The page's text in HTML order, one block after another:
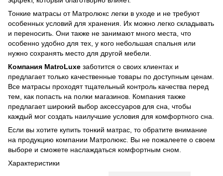
Тонкие матрасы от Матролюкс легки в уходе и не требуют
особенных условий для хранения. Их можно легко складывать
и переносить. Они также не занимают много места, что
особенно удобно для тех, у кого небольшая спальня или
нужно сохранять место для другой мебели.
Компания MatroLuxe заботится о своих клиентах и
предлагает только качественные товары по доступным ценам.
Все матрасы проходят тщательный контроль качества перед
тем, как попасть на полки магазинов. Компания также
предлагает широкий выбор аксессуаров для сна, чтобы
каждый мог создать наилучшие условия для комфортного сна.
Если вы хотите купить тонкий матрас, то обратите внимание
на продукцию компании Матролюкс. Вы не пожалеете о своем
выборе и сможете наслаждаться комфортным сном.
Характеристики